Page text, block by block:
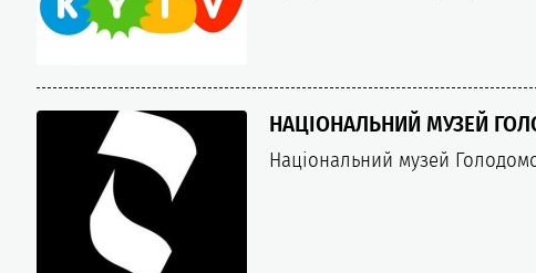
НАЦІОНАЛЬНИЙ МУЗЕЙ
Національний музей